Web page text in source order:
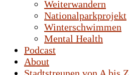
Weiterwandern
Nationalparkprojekt
Winterschwimmen
Mental Health
Podcast
About